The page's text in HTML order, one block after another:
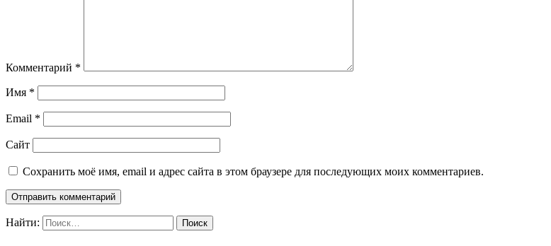
Комментарий *
Имя *
Email *
Сайт
Сохранить моё имя, email и адрес сайта в этом браузере для последующих моих комментариев.
Найти: